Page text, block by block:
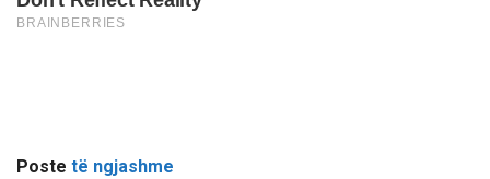
Poste të ngjashme